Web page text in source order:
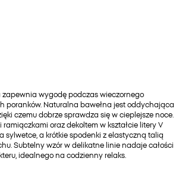
zapewnia wygodę podczas wieczornego
poranków. Naturalna bawełna jest oddychająca
czemu dobrze sprawdza się w cieplejsze noce.
ramiączkami oraz dekoltem w kształcie litery V
sylwetce, a krótkie spodenki z elastyczną talią
Subtelny wzór w delikatne linie nadaje całości
idealnego na codzienny relaks.